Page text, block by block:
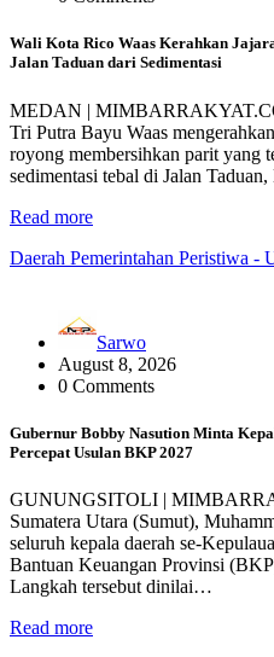
Wali Kota Rico Waas Kerahkan
Jalan Taduan dari Sedimentasi
MEDAN |
Tri Putra Bayu Waas
royong membersihkan parit yang
sedimentasi tebal di Jalan
Read more
Daerah Pemerintahan Peristiwa -
Sarwo
August 8, 2026
0 Comments
Gubernur Bobby Nasution Minta
Percepat Usulan BKP 2027
GUNUNGSITOLI |
Sumatera Utara (Sumut),
seluruh kepala daerah se-
Bantuan Keuangan Provinsi
Langkah tersebut dinilai…
Read more